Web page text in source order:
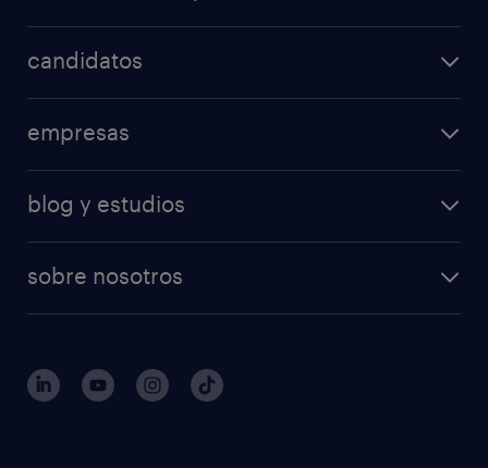
candidatos
empresas
blog y estudios
sobre nosotros